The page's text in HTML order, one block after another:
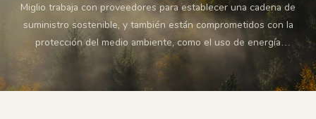
Miglio trabaja con proveedores para establecer una cadena de
suministro sostenible, y también están comprometidos con la
protección del medio ambiente, como el uso de energía
renovable, materiales verdes, etc. Además, optimizamos los
planes de transporte de productos para reducir la distancia y el
tiempo y reducir las emisiones de carbono.